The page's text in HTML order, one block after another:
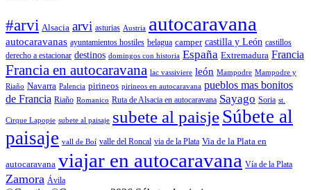
#arvi Alsacia arvi asturias Austria autocaravana
autocaravanas ayuntamientos hostiles belagua camper castilla y León castillos
derecho a estacionar destinos domingos con historia España Extremadura Francia
Francia en autocaravana lac vassiviere león Mampodre Mampodre y
Riaño Navarra Palencia pirineos pirineos en autocaravana pueblos mas bonitos
de Francia Riaño Romanico Ruta de Alsacia en autocaravana Sayago Soria st.
Cirque Lapopie subete al paisaje subete al paisjeSúbete al
paisaje vall de Boí valle del Roncal via de la Plata Via de la Plata en
autocaravana viajar en autocaravana Vía de la Plata
Zamora Ávila